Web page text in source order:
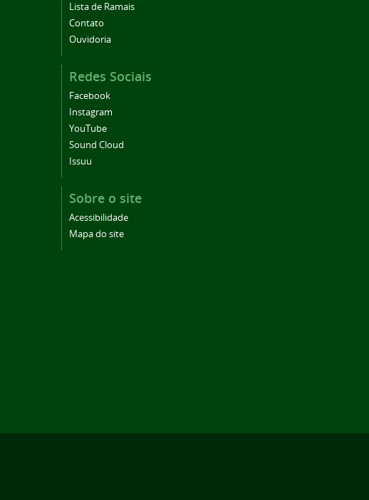
Lista de Ramais
Contato
Ouvidoria
Redes Sociais
Facebook
Instagram
YouTube
Sound Cloud
Issuu
Sobre o site
Acessibilidade
Mapa do site